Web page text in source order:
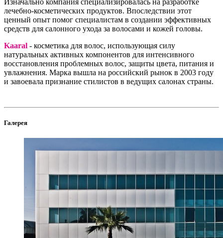
лечебно-косметических продуктов. Впоследствии этот
ценный опыт помог специалистам в создании эффективных
средств для салонного ухода за волосами и кожей головы.
Kaaral - косметика для волос, использующая силу
натуральных активных компонентов для интенсивного
восстановления проблемных волос, защиты цвета, питания и
увлажнения. Марка вышла на российский рынок в 2003 году
и завоевала признание стилистов в ведущих салонах страны.
Галерея